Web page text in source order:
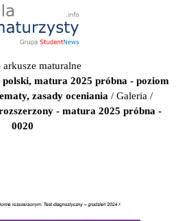
arkusze maturalne
polski, matura 2025 próbna - poziom
zasady oceniania / Galeria /
- matura 2025 próbna -
0020